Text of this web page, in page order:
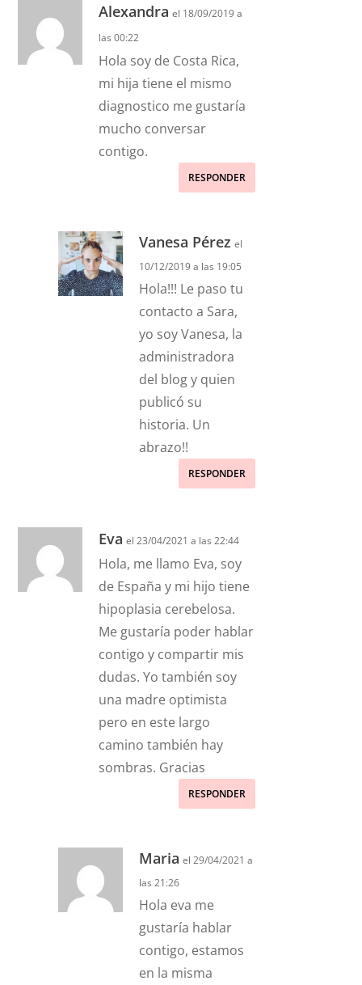
Alexandra el 18/09/2019 a
las 00:22
Hola soy de Costa Rica,
mi hija tiene el mismo
diagnostico me gustaría
mucho conversar
contigo.
RESPONDER
Vanesa Pérez el
10/12/2019 a las 19:05
Hola!!! Le paso tu
contacto a Sara,
yo soy Vanesa, la
administradora
del blog y quien
publicó su
historia. Un
abrazo!!
RESPONDER
Eva el 23/04/2021 a las 22:44
Hola, me llamo Eva, soy
de España y mi hijo tiene
hipoplasia cerebelosa.
Me gustaría poder hablar
contigo y compartir mis
dudas. Yo también soy
una madre optimista
pero en este largo
camino también hay
sombras. Gracias
RESPONDER
Maria el 29/04/2021 a
las 21:26
Hola eva me
gustaría hablar
contigo, estamos
en la misma